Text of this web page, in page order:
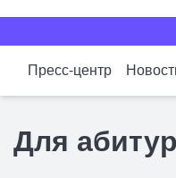
Пресс-центр
Для